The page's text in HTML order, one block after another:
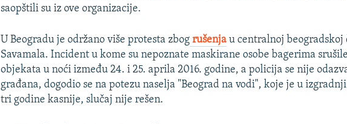
saopštili su iz ove organizacije.
U Beogradu je održano više protesta zbog rušenja u centralnoj
Savamala. Incident u kome su nepoznate maskirane osobe bagerima
objekata u noći između 24. i 25. aprila 2016. godine, a policija se nije
građana, dogodio se na potezu naselja "Beograd na vodi", koje je u
tri godine kasnije, slučaj nije rešen.